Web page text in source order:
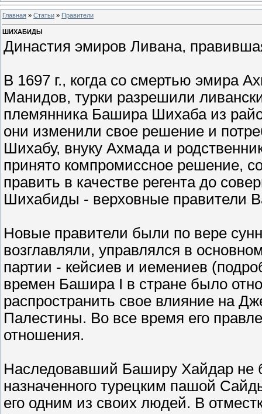
Главная » Статьи » Правители
ШИХАБИДЫ
Династия эмиров Ливана,
В 1697 г., когда со смертью эмира
Манидов, турки разрешили
племянника Башира Шихаба из
они изменили свое решение и
Шихабу, внуку Ахмада и
принято компромиссное решение,
править в качестве регента до
Шихабиды - верховные правители
Новые правители были по вере
возглавляли, управлялся в
партии - кейсиев и иемениев
времен Башира I в стране было
распространить свое влияние на
Палестины. Во все время его
отношения.
Наследовавший Баширу Хайдар не
назначенного турецким пашой
его одним из своих людей. В